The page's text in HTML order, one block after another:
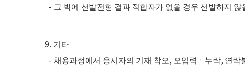
- 그 밖에 선발전형 결과 적합자가 없을 경우 선발하지 않
9. 기타
- 채용과정에서 응시자의 기재 착오, 오입력ㆍ누락, 연락